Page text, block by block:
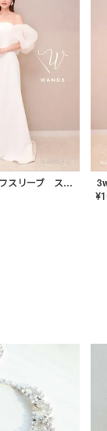
2way ソフトパフスリーブ スレンダードレス〈PD-WDOR-2112〉
¥